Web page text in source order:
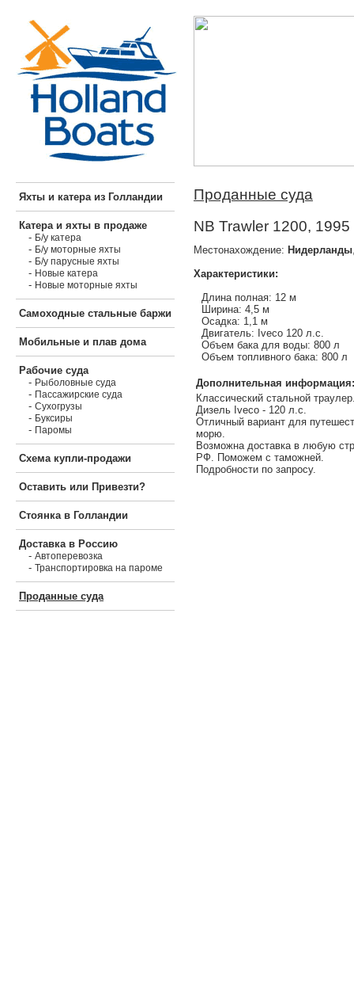
Яхты и катера из Голландии
Катера и яхты в продаже
- Б/у катера
- Б/у моторные яхты
- Б/у парусные яхты
- Новые катера
- Новые моторные яхты
Самоходные стальные баржи
Мобильные и плав дома
Рабочие суда
- Рыболовные суда
- Пассажирские суда
- Сухогрузы
- Буксиры
- Паромы
Схема купли-продажи
Оставить или Привезти?
Стоянка в Голландии
Доставка в Россию
- Автоперевозка
- Транспортировка на пароме
Проданные суда
Проданные суда
NB Trawler 1200, 1995
Местонахождение: Нидерланды
Характеристики:
Длина полная: 12 м
Ширина: 4,5 м
Осадка: 1,1 м
Двигатель: Iveco 120 л.с.
Объем бака для воды: 800 л
Объем топливного бака: 800 л
Дополнительная информация:
Классический стальной
Дизель Iveco - 120 л.с.
Отличный вариант для
морю.
Возможна доставка в любую
РФ. Поможем с таможней.
Подробности по запросу.